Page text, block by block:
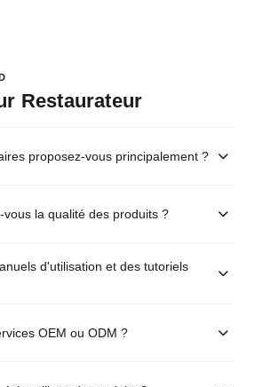
Restaurateur
proposez-vous principalement ?
la qualité des produits ?
d'utilisation et des tutoriels
OEM ou ODM ?